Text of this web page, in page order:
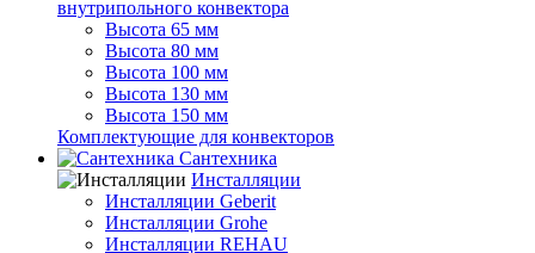
внутрипольного конвектора
Высота 65 мм
Высота 80 мм
Высота 100 мм
Высота 130 мм
Высота 150 мм
Комплектующие для конвекторов
Сантехника
Инсталляции
Инсталляции Geberit
Инсталляции Grohe
Инсталляции REHAU